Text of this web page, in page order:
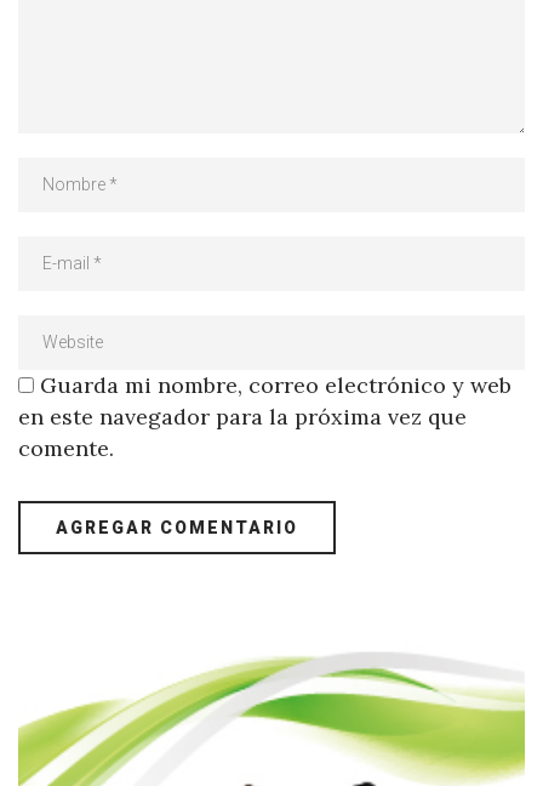
Guarda mi nombre, correo electrónico y web
en este navegador para la próxima vez que
comente.